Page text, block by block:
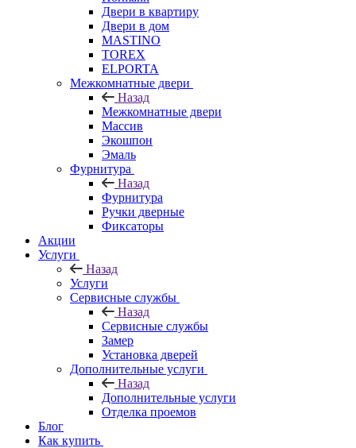
Двери в квартиру
Двери в дом
MASTINO
TOREX
ELPORTA
Межкомнатные двери
Назад
Межкомнатные двери
Массив
Экошпон
Эмаль
Фурнитура
Назад
Фурнитура
Ручки дверные
Фиксаторы
Акции
Услуги
Назад
Услуги
Сервисные службы
Назад
Сервисные службы
Замер
Установка дверей
Дополнительные услуги
Назад
Дополнительные услуги
Отделка проемов
Блог
Как купить